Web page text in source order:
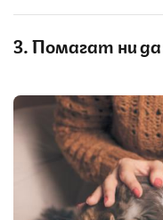
3. Помагат ни да